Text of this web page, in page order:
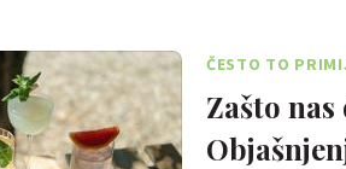
ČESTO TO
Zašto